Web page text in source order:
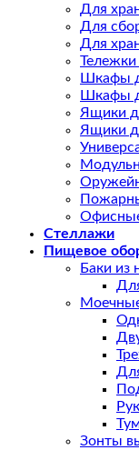
Для
Для
Для
Тележки
Шкафы
Шкафы
Ящики
Ящики
Стеллажи
Пищевое
Баки из
Зонты